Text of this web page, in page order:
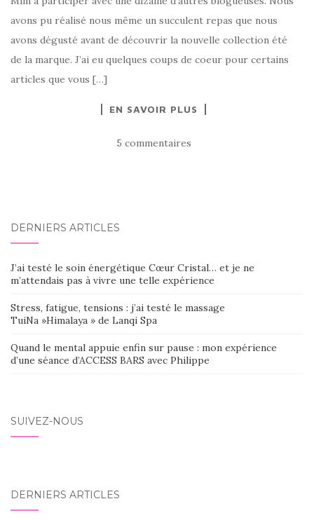
avons pu réalisé nous même un succulent repas que nous
avons dégusté avant de découvrir la nouvelle collection été
de la marque. J’ai eu quelques coups de coeur pour certains
articles que vous […]
EN SAVOIR PLUS
5 commentaires
DERNIERS ARTICLES
J’ai testé le soin énergétique Cœur Cristal… et je ne
m’attendais pas à vivre une telle expérience
Stress, fatigue, tensions : j’ai testé le massage
TuiNa »Himalaya » de Lanqi Spa
Quand le mental appuie enfin sur pause : mon expérience
d’une séance d’ACCESS BARS avec Philippe
SUIVEZ-NOUS
DERNIERS ARTICLES